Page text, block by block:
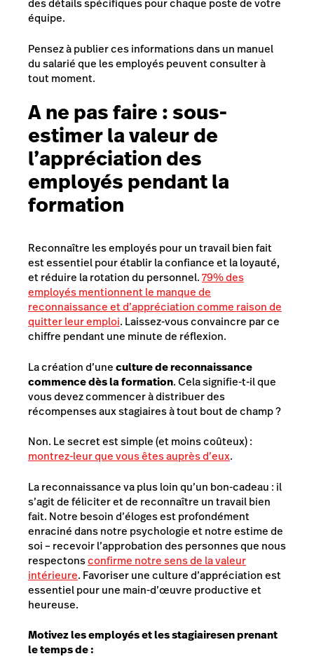
des détails spécifiques pour chaque poste de votre
équipe.
Pensez à publier ces informations dans un manuel
du salarié que les employés peuvent consulter à
tout moment.
A ne pas faire :sous-
estimer la valeur de
l’appréciation des
employés pendant la
formation
Reconnaître les employés pour un travail bien fait
est essentiel pour établir la confiance et la loyauté,
et réduire la rotation du personnel.79% des
employésmentionnent le manque de
reconnaissance et d’appréciation comme raison de
quitter leur emploi. Laissez-vous convaincre par ce
chiffre pendant une minute de réflexion.
La création d’uneculture de reconnaissance
commence dès la formation. Cela signifie-t-il que
vous devez commencer à distribuer des
récompenses aux stagiaires à tout bout de champ ?
Non. Le secret est simple (et moins coûteux) :
montrez-leur que vous êtes auprès d’eux.
La reconnaissance va plus loin qu’un bon-cadeau : il
s’agit de féliciter et de reconnaître un travail bien
fait. Notre besoin d’éloges est profondément
enraciné dans notre psychologie et notre estime de
soi – recevoir l’approbation des personnes que nous
respectonsconfirme notre sens de la valeur
intérieure. Favoriser une culture d’appréciation est
essentiel pour une main-d’œuvre productive et
heureuse.
Motivez les employés et les stagiairesen prenant
le temps de :